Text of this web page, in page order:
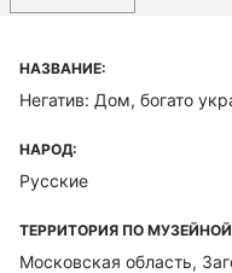
НАЗВАНИЕ:
Негатив: Дом, богато
НАРОД:
Русские
ТЕРРИТОРИЯ ПО
Московская область,